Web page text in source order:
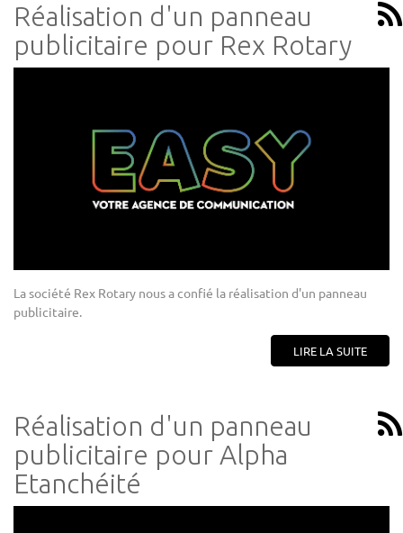
Réalisation d'un panneau
publicitaire pour Rex Rotary
La société Rex Rotary nous a confié la réalisation d'un panneau
publicitaire.
LIRE LA SUITE
Réalisation d'un panneau
publicitaire pour Alpha
Etanchéité